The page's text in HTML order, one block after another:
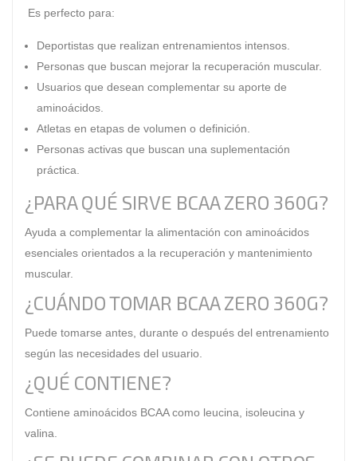
Es perfecto para:
Deportistas que realizan entrenamientos intensos.
Personas que buscan mejorar la recuperación muscular.
Usuarios que desean complementar su aporte de
aminoácidos.
Atletas en etapas de volumen o definición.
Personas activas que buscan una suplementación
práctica.
¿PARA QUÉ SIRVE BCAA ZERO 360G?
Ayuda a complementar la alimentación con aminoácidos
esenciales orientados a la recuperación y mantenimiento
muscular.
¿CUÁNDO TOMAR BCAA ZERO 360G?
Puede tomarse antes, durante o después del entrenamiento
según las necesidades del usuario.
¿QUÉ CONTIENE?
Contiene aminoácidos BCAA como leucina, isoleucina y
valina.